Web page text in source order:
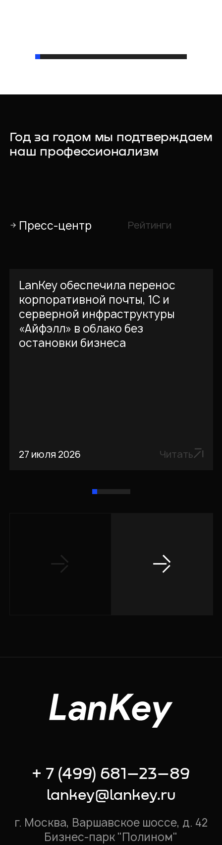
Рейтинги
Год за годом мы подтверждаем
наш профессионализм
Пресс-центр
LanKey обеспечила перенос
корпоративной почты, 1С и
серверной инфраструктуры
«Айфэлл» в облако без
остановки бизнеса
27 июля 2026 Читать
г. Москва, Варшавское шоссе, д. 42
Бизнес-парк "Полином"
+ 7 (499) 681–23–89
lankey@lankey.ru